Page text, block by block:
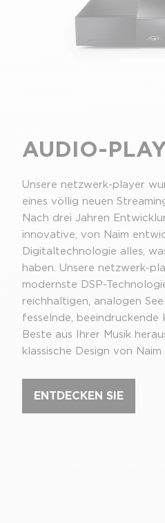
AUDIO-
Unsere netzwerk-player
eines völlig neuen
Nach drei Jahren
innovative, von Naim
Digitaltechnologie alles,
haben. Unsere netzwerk-
modernste DSP-
reichhaltigen, analogen
fesselnde, beeindruckende
Beste aus Ihrer Musik
klassische Design von
ENTDECKEN SIE